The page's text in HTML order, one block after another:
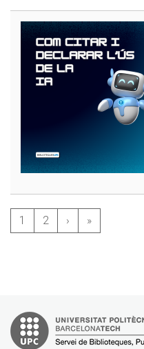
1 2 › »